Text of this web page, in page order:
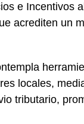
e Incentivos
acrediten un
locales,
tributario,